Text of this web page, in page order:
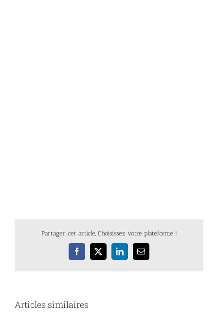
Partager cet article, Choisissez votre plateforme !
Facebook
X LinkedInEmail
Articles similaires